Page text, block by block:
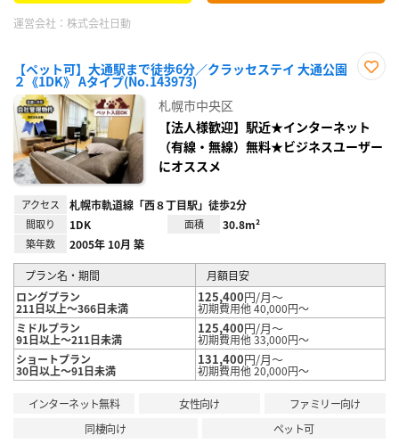
運営会社： 株式会社日動
【ペット可】大通駅まで徒歩6分／クラッセステイ 大通公園
２《1DK》 Aタイプ(No.143973)
録
札幌市中央区
【法人様歓迎】駅近★インターネット
（有線・無線）無料★ビジネスユーザー
にオススメ
アクセス 札幌市軌道線「西８丁目駅」徒歩2分
間取り 1DK 面積 30.8m²
築年数 2005年 10月 築
プラン名・期間
月額目安
ロングプラン
211日以上～366日未満
125,400円/月～
初期費用他 40,000円～
ミドルプラン
91日以上～211日未満
125,400円/月～
初期費用他 33,000円～
ショートプラン
30日以上～91日未満
131,400円/月～
初期費用他 20,000円～
インターネット無料 女性向け
ファミリー向け
同棲向け
ペット可